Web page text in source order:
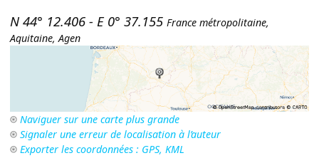
N 44° 12.406 - E 0° 37.155 France métropolitaine,
Aquitaine,Agen
Naviguer sur une carte plus grande
Signaler une erreur de localisation à l’auteur
Exporter les coordonnées : GPS, KML